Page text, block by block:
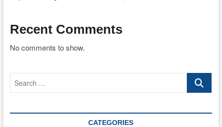
Recent Comments
No comments to show.
Search
CATEGORIES